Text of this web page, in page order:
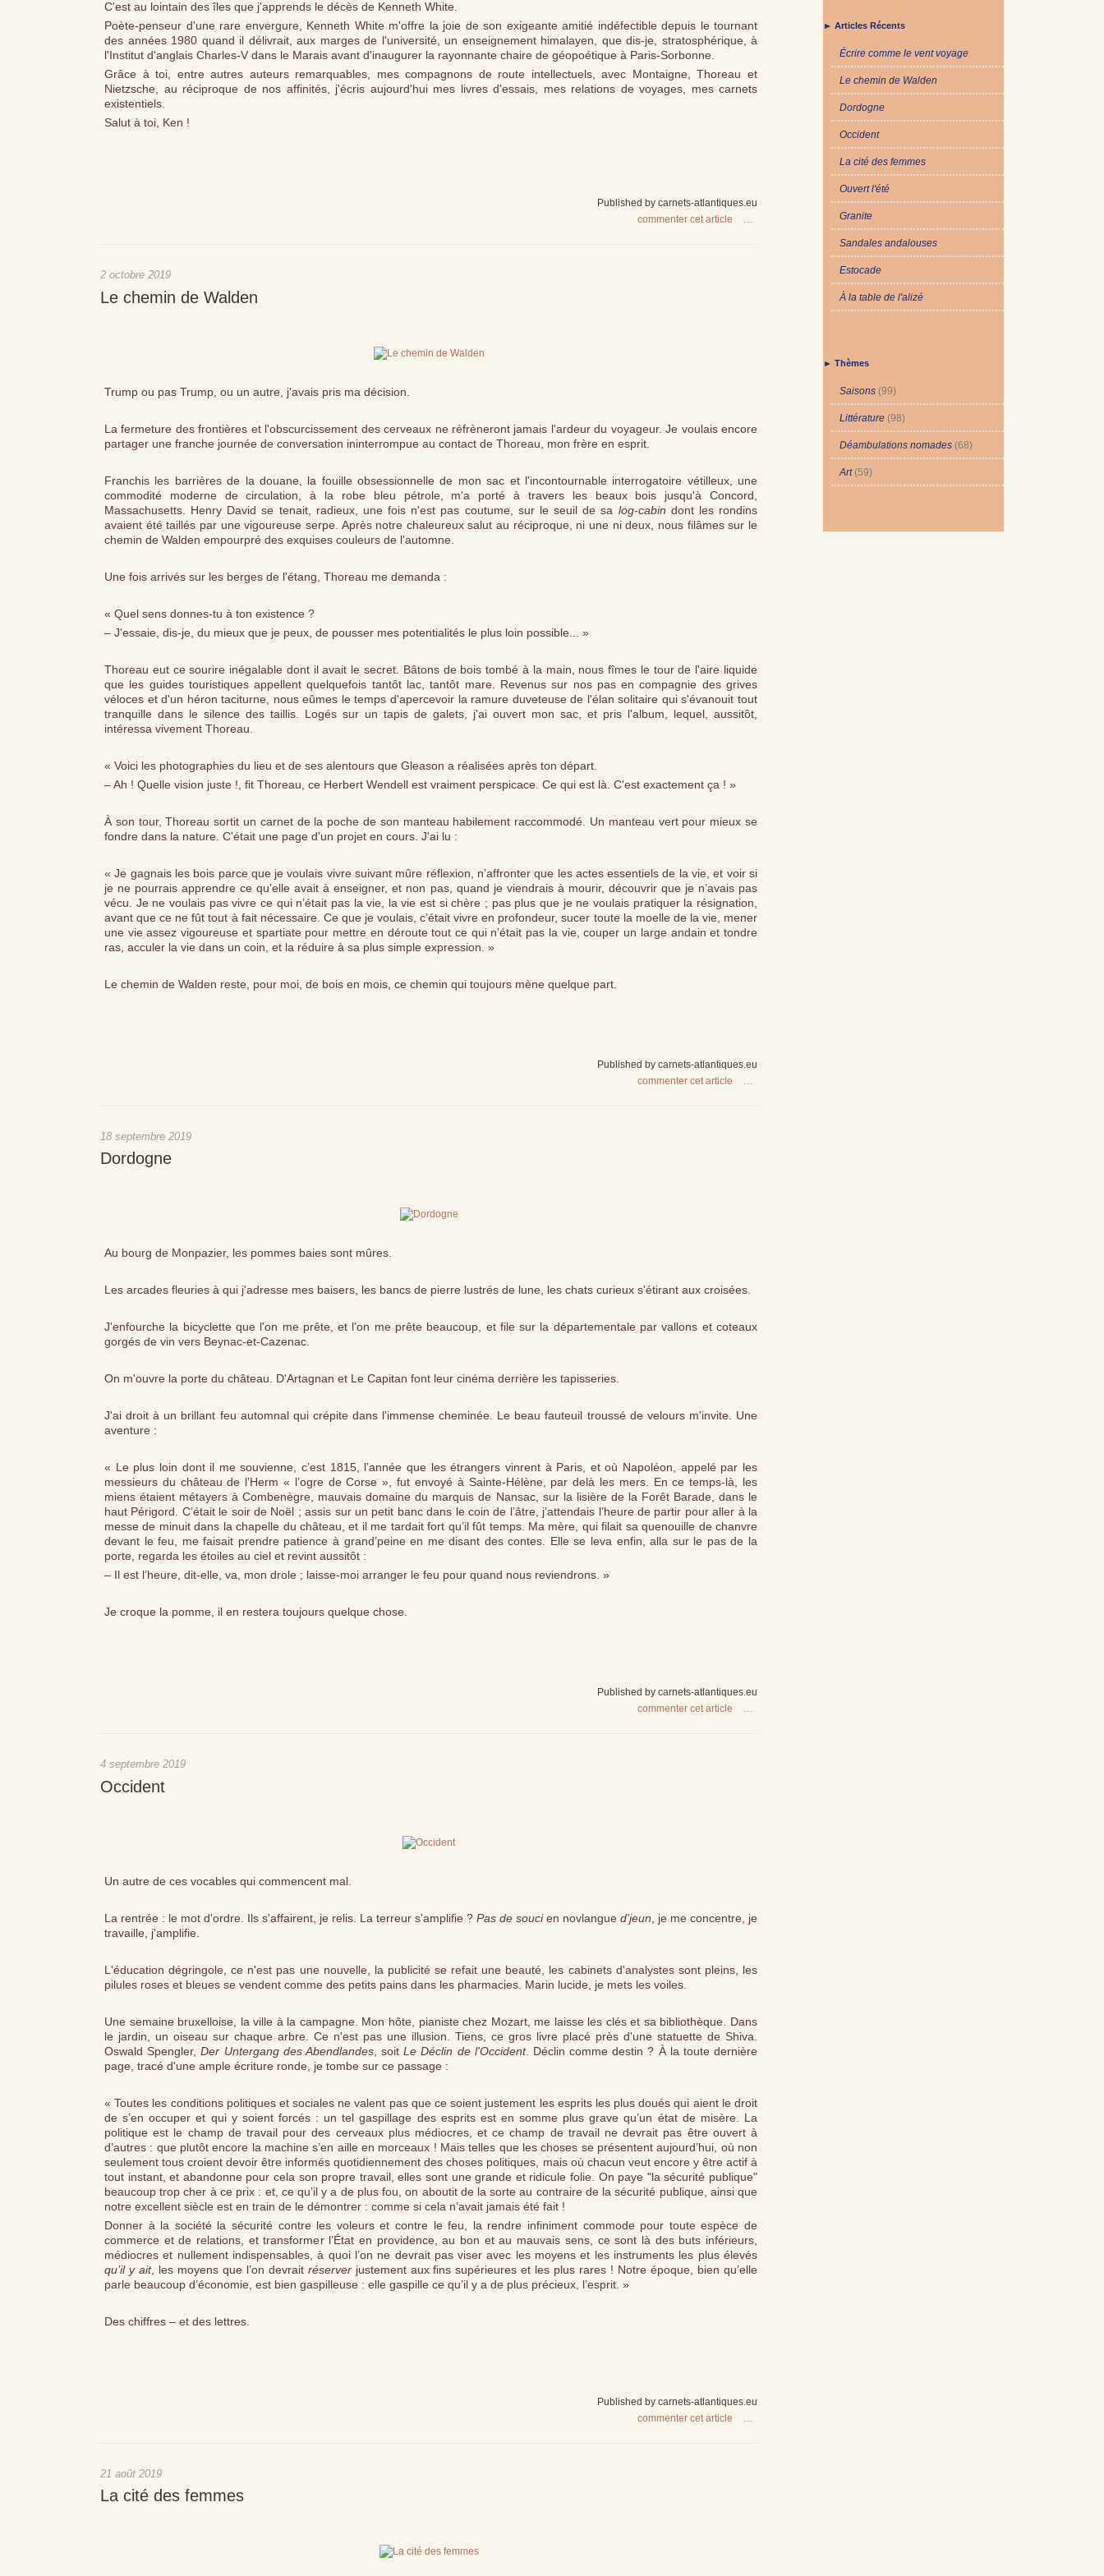
C'est au lointain des îles que j'apprends le décès de Kenneth White.
Poète-penseur d'une rare envergure, Kenneth White m'offre la joie de son exigeante amitié indéfectible depuis le tournant
des années 1980 quand il délivrait, aux marges de l'université, un enseignement himalayen, que dis-je, stratosphérique, à
l'Institut d'anglais Charles-V dans le Marais avant d'inaugurer la rayonnante chaire de géopoétique à Paris-Sorbonne.
Grâce à toi, entre autres auteurs remarquables, mes compagnons de route intellectuels, avec Montaigne, Thoreau et
Nietzsche, au réciproque de nos affinités, j'écris aujourd'hui mes livres d'essais, mes relations de voyages, mes carnets
existentiels.
Salut à toi, Ken !
Published by carnets-atlantiques.eu
commenter cet article
…
2 octobre 2019
Le chemin de Walden
Trump ou pas Trump, ou un autre, j'avais pris ma décision.
La fermeture des frontières et l'obscurcissement des cerveaux ne réfrèneront jamais l'ardeur du voyageur. Je voulais encore
partager une franche journée de conversation ininterrompue au contact de Thoreau, mon frère en esprit.
Franchis les barrières de la douane, la fouille obsessionnelle de mon sac et l'incontournable interrogatoire vétilleux, une
commodité moderne de circulation, à la robe bleu pétrole, m'a porté à travers les beaux bois jusqu'à Concord,
Massachusetts. Henry David se tenait, radieux, une fois n'est pas coutume, sur le seuil de sa log-cabin dont les rondins
avaient été taillés par une vigoureuse serpe. Après notre chaleureux salut au réciproque, ni une ni deux, nous filâmes sur le
chemin de Walden empourpré des exquises couleurs de l'automne.
Une fois arrivés sur les berges de l'étang, Thoreau me demanda :
« Quel sens donnes-tu à ton existence ?
– J'essaie, dis-je, du mieux que je peux, de pousser mes potentialités le plus loin possible... »
Thoreau eut ce sourire inégalable dont il avait le secret. Bâtons de bois tombé à la main, nous fîmes le tour de l'aire liquide
que les guides touristiques appellent quelquefois tantôt lac, tantôt mare. Revenus sur nos pas en compagnie des grives
véloces et d'un héron taciturne, nous eûmes le temps d'apercevoir la ramure duveteuse de l'élan solitaire qui s'évanouit tout
tranquille dans le silence des taillis. Logés sur un tapis de galets, j'ai ouvert mon sac, et pris l'album, lequel, aussitôt,
intéressa vivement Thoreau.
« Voici les photographies du lieu et de ses alentours que Gleason a réalisées après ton départ.
– Ah ! Quelle vision juste !, fit Thoreau, ce Herbert Wendell est vraiment perspicace. Ce qui est là. C'est exactement ça ! »
À son tour, Thoreau sortit un carnet de la poche de son manteau habilement raccommodé. Un manteau vert pour mieux se
fondre dans la nature. C'était une page d'un projet en cours. J'ai lu :
« Je gagnais les bois parce que je voulais vivre suivant mûre réflexion, n’affronter que les actes essentiels de la vie, et voir si
je ne pourrais apprendre ce qu’elle avait à enseigner, et non pas, quand je viendrais à mourir, découvrir que je n’avais pas
vécu. Je ne voulais pas vivre ce qui n’était pas la vie, la vie est si chère ; pas plus que je ne voulais pratiquer la résignation,
avant que ce ne fût tout à fait nécessaire. Ce que je voulais, c’était vivre en profondeur, sucer toute la moelle de la vie, mener
une vie assez vigoureuse et spartiate pour mettre en déroute tout ce qui n’était pas la vie, couper un large andain et tondre
ras, acculer la vie dans un coin, et la réduire à sa plus simple expression. »
Le chemin de Walden reste, pour moi, de bois en mois, ce chemin qui toujours mène quelque part.
Published by carnets-atlantiques.eu
commenter cet article
…
18 septembre 2019
Dordogne
Au bourg de Monpazier, les pommes baies sont mûres.
Les arcades fleuries à qui j'adresse mes baisers, les bancs de pierre lustrés de lune, les chats curieux s'étirant aux croisées.
J'enfourche la bicyclette que l'on me prête, et l'on me prête beaucoup, et file sur la départementale par vallons et coteaux
gorgés de vin vers Beynac-et-Cazenac.
On m'ouvre la porte du château. D'Artagnan et Le Capitan font leur cinéma derrière les tapisseries.
J'ai droit à un brillant feu automnal qui crépite dans l'immense cheminée. Le beau fauteuil troussé de velours m'invite. Une
aventure :
« Le plus loin dont il me souvienne, c’est 1815, l’année que les étrangers vinrent à Paris, et où Napoléon, appelé par les
messieurs du château de l’Herm « l’ogre de Corse », fut envoyé à Sainte-Hélène, par delà les mers. En ce temps-là, les
miens étaient métayers à Combenègre, mauvais domaine du marquis de Nansac, sur la lisière de la Forêt Barade, dans le
haut Périgord. C’était le soir de Noël ; assis sur un petit banc dans le coin de l’âtre, j’attendais l’heure de partir pour aller à la
messe de minuit dans la chapelle du château, et il me tardait fort qu’il fût temps. Ma mère, qui filait sa quenouille de chanvre
devant le feu, me faisait prendre patience à grand’peine en me disant des contes. Elle se leva enfin, alla sur le pas de la
porte, regarda les étoiles au ciel et revint aussitôt :
– Il est l’heure, dit-elle, va, mon drole ; laisse-moi arranger le feu pour quand nous reviendrons. »
Je croque la pomme, il en restera toujours quelque chose.
Published by carnets-atlantiques.eu
commenter cet article
…
4 septembre 2019
Occident
Un autre de ces vocables qui commencent mal.
La rentrée : le mot d'ordre. Ils s'affairent, je relis. La terreur s'amplifie ? Pas de soucien novlangue d'jeun , je me concentre, je
travaille, j'amplifie.
L'éducation dégringole, ce n'est pas une nouvelle, la publicité se refait une beauté, les cabinets d'analystes sont pleins, les
pilules roses et bleues se vendent comme des petits pains dans les pharmacies. Marin lucide, je mets les voiles.
Une semaine bruxelloise, la ville à la campagne. Mon hôte, pianiste chez Mozart, me laisse les clés et sa bibliothèque. Dans
le jardin, un oiseau sur chaque arbre. Ce n'est pas une illusion. Tiens, ce gros livre placé près d'une statuette de Shiva.
Oswald Spengler,Der Untergang des Abendlandes, soitLe Déclin de l'Occident. Déclin comme destin ? À la toute dernière
page, tracé d'une ample écriture ronde, je tombe sur ce passage :
« Toutes les conditions politiques et sociales ne valent pas que ce soient justement les esprits les plus doués qui aient le droit
de s’en occuper et qui y soient forcés : un tel gaspillage des esprits est en somme plus grave qu’un état de misère. La
politique est le champ de travail pour des cerveaux plus médiocres, et ce champ de travail ne devrait pas être ouvert à
d’autres : que plutôt encore la machine s’en aille en morceaux ! Mais telles que les choses se présentent aujourd’hui, où non
seulement tous croient devoir être informés quotidiennement des choses politiques, mais où chacun veut encore y être actif à
tout instant, et abandonne pour cela son propre travail, elles sont une grande et ridicule folie. On paye "la sécurité publique"
beaucoup trop cher à ce prix : et, ce qu’il y a de plus fou, on aboutit de la sorte au contraire de la sécurité publique, ainsi que
notre excellent siècle est en train de le démontrer : comme si cela n’avait jamais été fait !
Donner à la société la sécurité contre les voleurs et contre le feu, la rendre infiniment commode pour toute espèce de
commerce et de relations, et transformer l’État en providence, au bon et au mauvais sens, ce sont là des buts inférieurs,
médiocres et nullement indispensables, à quoi l’on ne devrait pas viser avec les moyens et les instruments les plus élevés
qu’il y ait, les moyens que l’on devrait réserverjustement aux fins supérieures et les plus rares ! Notre époque, bien qu’elle
parle beaucoup d’économie, est bien gaspilleuse : elle gaspille ce qu’il y a de plus précieux, l’esprit. »
Des chiffres – et des lettres.
Published by carnets-atlantiques.eu
commenter cet article
21 août 2019
La cité des femmes
► Articles Récents
Écrire comme le vent voyage
Le chemin de Walden
Dordogne
Occident
La cité des femmes
Ouvert l'été
Granite
Sandales andalouses
Estocade
À la table de l'alizé
► Thèmes
Saisons (99)
Littérature (98)
Déambulations nomades (68)
Art(59)